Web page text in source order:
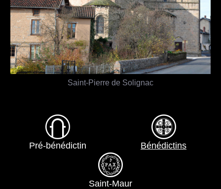
Saint-Pierre de Solignac
Pré-bénédictin Bénédictins
Saint-Maur